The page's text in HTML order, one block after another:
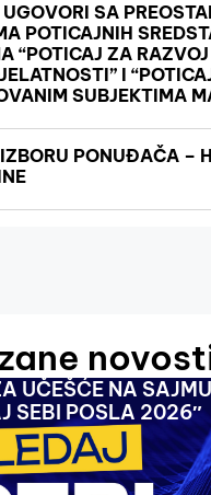
SA
POTICAJNIH
“POTICAJ ZA
I
SUBJEKTIMA
PONUĐAČA –
UČEŠĆE NA
SEBI POSLA 2026″